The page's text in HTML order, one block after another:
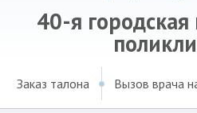
40-я городская
Заказ талона Вызов врача